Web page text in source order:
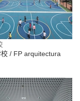
校 / FP arquitectura